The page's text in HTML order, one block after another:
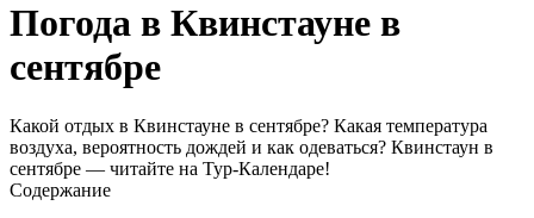
Погода в Квинстауне в
сентябре
Какой отдых в Квинстауне в сентябре? Какая температура
воздуха, вероятность дождей и как одеваться? Квинстаун в
сентябре — читайте на Тур-Календаре!
Содержание